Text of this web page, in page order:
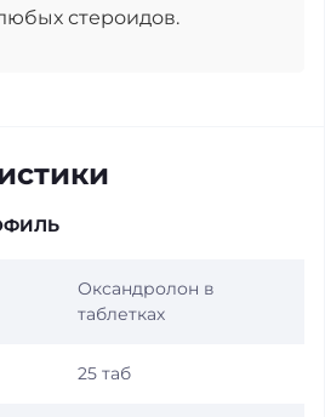
стероидов.
Оксандролон в
таблетках
25 таб